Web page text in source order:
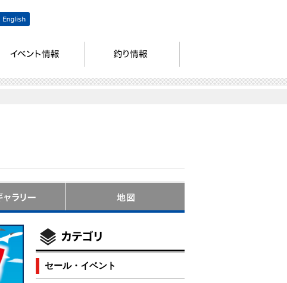
セール・イベント